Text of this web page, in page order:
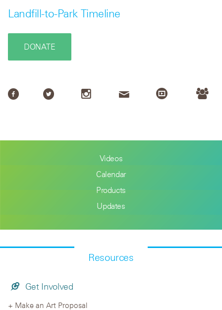
Landfill-to-Park Timeline
DONATE
Videos
Calendar
Products
Updates
Resources
Get Involved
Make an Art Proposal